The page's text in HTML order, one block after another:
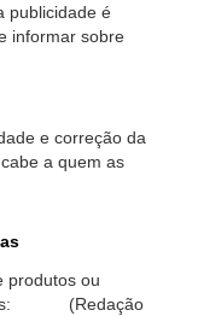
publicidade é
informar sobre
e correção da
a quem as
produtos ou
(Redação